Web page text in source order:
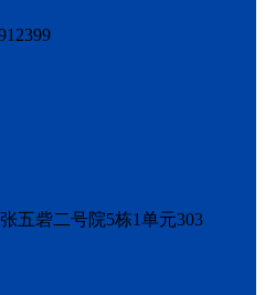
五砦二号院5栋1单元303